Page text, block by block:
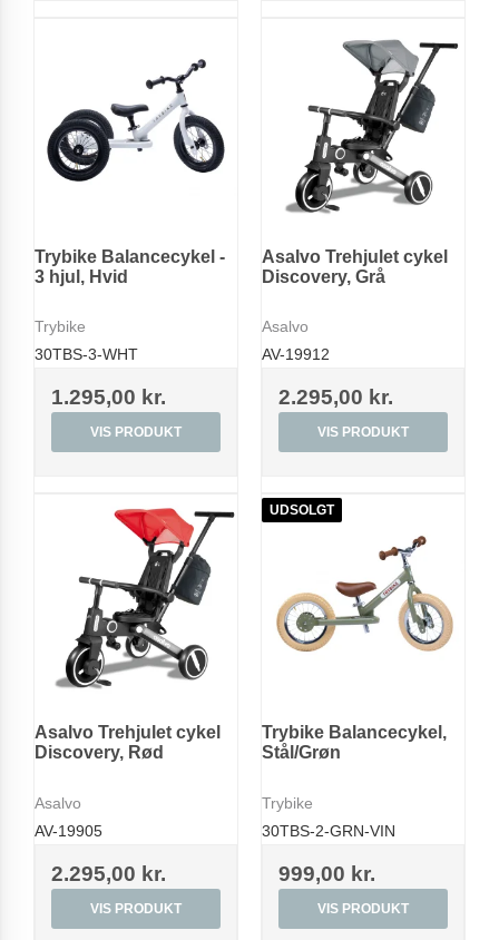
Trybike Balancecykel -
3 hjul, Hvid
Trybike
30TBS-3-WHT
1.295,00 kr.
VIS PRODUKT
Asalvo Trehjulet cykel
Discovery, Grå
Asalvo
AV-19912
2.295,00 kr.
VIS PRODUKT
Asalvo Trehjulet cykel
Discovery, Rød
Asalvo
AV-19905
2.295,00 kr.
VIS PRODUKT
UDSOLGT
Trybike Balancecykel,
Stål/Grøn
Trybike
30TBS-2-GRN-VIN
999,00 kr.
VIS PRODUKT